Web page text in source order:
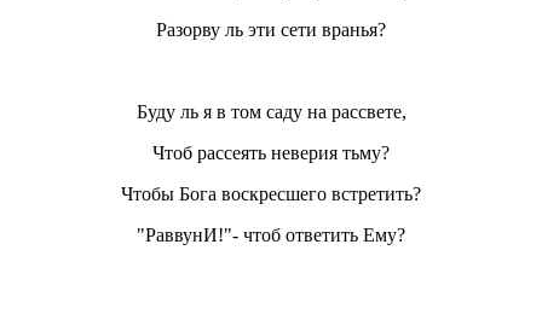
Разорву ль эти сети вранья?
Буду ль я в том саду на рассвете,
Чтоб рассеять неверия тьму?
Чтобы Бога воскресшего встретить?
"РаввунИ!"- чтоб ответить Ему?